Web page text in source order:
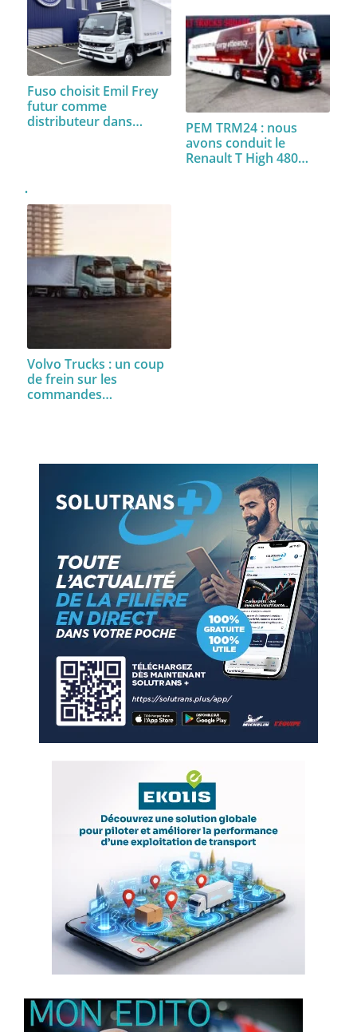
Fuso choisit Emil Frey
futur comme
distributeur dans…
PEM TRM24 : nous
avons conduit le
Renault T High 480…
Volvo Trucks : un coup
de frein sur les
commandes…